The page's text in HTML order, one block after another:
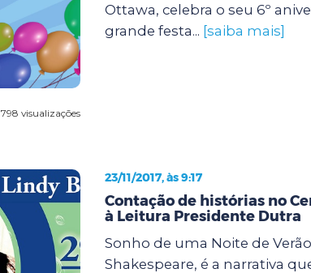
798 visualizações
Ottawa, celebra o seu 6º
grande festa... [saiba mais]
23/11/2017, às 9:17
Contação de histórias no
à Leitura Presidente Dutra
Sonho de uma Noite de
Shakespeare, é a narrativa